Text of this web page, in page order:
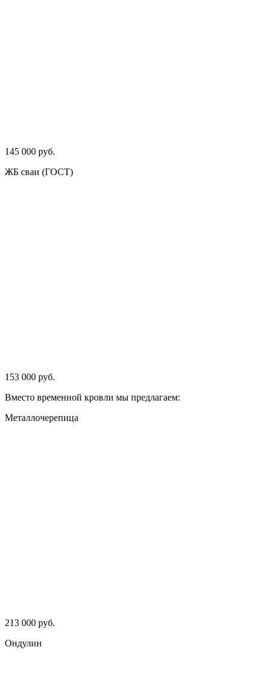
145 000 руб.
ЖБ сваи (ГОСТ)
153 000 руб.
Вместо временной кровли мы предлагаем:
Металлочерепица
213 000 руб.
Ондулин